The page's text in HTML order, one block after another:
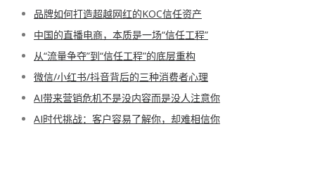
品牌如何打造超越网红的KOC信任资产
中国的直播电商，本质是一场“信任工程”
从“流量争夺”到“信任工程”的底层重构
微信/小红书/抖音背后的三种消费者心理
AI带来营销危机不是没内容而是没人注意你
AI时代挑战：客户容易了解你，却难相信你